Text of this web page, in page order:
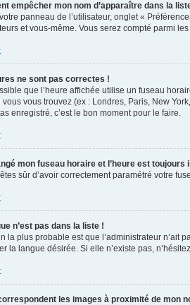
empêcher mon nom d’apparaître dans la
panneau de l’utilisateur, onglet «
et vous-même. Vous serez compté parmi
ne sont pas correctes !
que l’heure affichée utilise un fuseau
vous vous trouvez (ex : Londres, Paris, New
enregistré, c’est le bon moment pour le faire.
mon fuseau horaire et l’heure est toujours
sûr d’avoir correctement paramétré votre
n’est pas dans la liste !
la plus probable est que l’administrateur n’ait
la langue désirée. Si elle n’existe pas,
les images à proximité de mon